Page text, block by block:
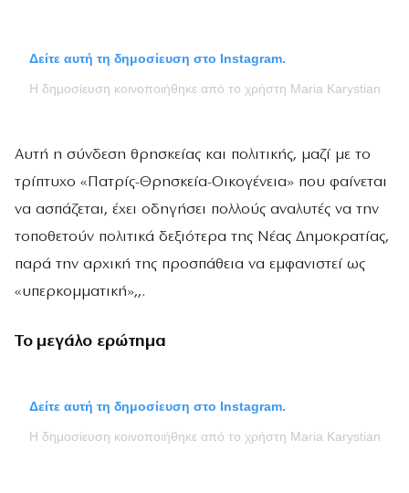
Δείτε αυτή τη δημοσίευση στο Instagram.
Η δημοσίευση κοινοποιήθηκε από το χρήστη Maria Karystianou
Αυτή η σύνδεση θρησκείας και πολιτικής, μαζί με το
τρίπτυχο «Πατρίς-Θρησκεία-Οικογένεια» που φαίνεται
να ασπάζεται, έχει οδηγήσει πολλούς αναλυτές να την
τοποθετούν πολιτικά δεξιότερα της Νέας Δημοκρατίας,
παρά την αρχική της προσπάθεια να εμφανιστεί ως
«υπερκομματική»,,.
Το μεγάλο ερώτημα
Δείτε αυτή τη δημοσίευση στο Instagram.
Η δημοσίευση κοινοποιήθηκε από το χρήστη Maria Karystianou